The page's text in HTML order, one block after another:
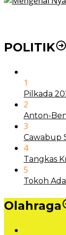
POLITIK
1
Pilkada
2
Anton-
3
Cawabup
4
Tangkas
5
Tokoh
Olahraga